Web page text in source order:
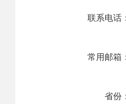
联系电话：
常用邮箱：
省份：